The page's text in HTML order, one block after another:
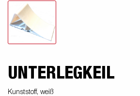
UNTERLEGKEIL
Kunststoff, weiß